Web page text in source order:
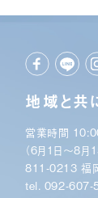
地域と共
営業時間
（6月1日〜8月
811-0213 福
tel. 092-607-